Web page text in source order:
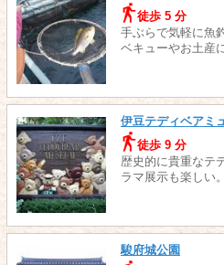
徒歩 5 分
手ぶらで気軽に魚
ベキューやお土産
伊豆テディベアミ
徒歩 9 分
歴史的に貴重なテ
ラマ展示も楽しい。
駿府城公園